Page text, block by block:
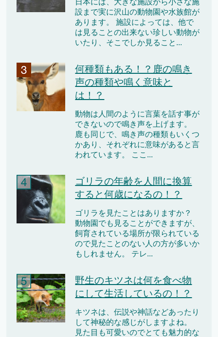
設まで実に沢山の動物園や水族館が
あります。 施設によっては、他で
は見ることの出来ない珍しい動物が
いたり、そこでしか見ること...
何種類もある！？鹿の鳴き
声の種類や鳴く意味と
は！？
動物は人間のように言葉を話す事が
できないので鳴き声を上げます。
鹿も同じで、鳴き声の種類もいくつ
かあり、それぞれに意味があると言
われています。 ここ...
ゴリラの年齢を人間に換算
すると何歳になるの！？
ゴリラを見たことはありますか？
動物園でも見ることができますが、
飼育されている場所が限られている
ので見たことのない人の方が多いか
もしれません。 テレ...
野生のキツネは何を食べ物
にして生活しているの！？
キツネは、伝説や神話などあったり
して神秘的な感じがしますよね。
見た目も可愛いのでとても魅力的な